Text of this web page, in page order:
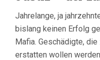
Jahrelange, ja
bislang keinen Erfolg
Mafia. Geschädigte,
erstatten wollen